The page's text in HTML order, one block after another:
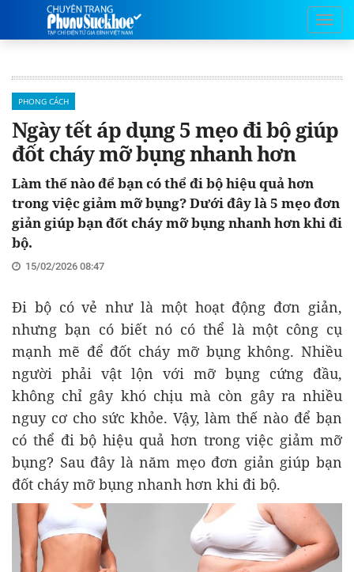
PHONG CÁCH
Ngày tết áp dụng 5 mẹo đi bộ giúp
đốt cháy mỡ bụng nhanh hơn
Làm thế nào để bạn có thể đi bộ hiệu quả hơn
trong việc giảm mỡ bụng? Dưới đây là 5 mẹo đơn
giản giúp bạn đốt cháy mỡ bụng nhanh hơn khi đi
bộ.
15/02/2026 08:47
Đi bộ có vẻ như là một hoạt động đơn giản,
nhưng bạn có biết nó có thể là một công cụ
mạnh mẽ để đốt cháy mỡ bụng không. Nhiều
người phải vật lộn với mỡ bụng cứng đầu,
không chỉ gây khó chịu mà còn gây ra nhiều
nguy cơ cho sức khỏe. Vậy, làm thế nào để bạn
có thể đi bộ hiệu quả hơn trong việc giảm mỡ
bụng? Sau đây là năm mẹo đơn giản giúp bạn
đốt cháy mỡ bụng nhanh hơn khi đi bộ.